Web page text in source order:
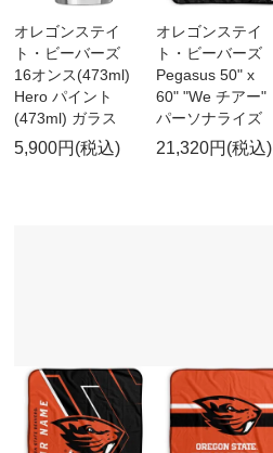
オレゴンステイ
ト・ビーバーズ
16オンス(473ml)
Hero パイント
(473ml) ガラス
5,900円(税込)
オレゴンステイ
ト・ビーバーズ
Pegasus 50" x
60" "We チアー"
パーソナライズ
21,320円(税込)